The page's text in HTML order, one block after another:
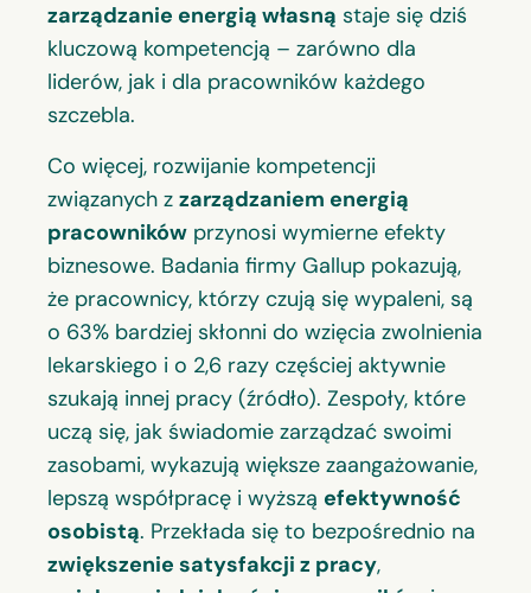
zarządzanie energią własną staje się dziś
kluczową kompetencją – zarówno dla
liderów, jak i dla pracowników każdego
szczebla.
Co więcej, rozwijanie kompetencji
związanych z zarządzaniem energią
pracowników przynosi wymierne efekty
biznesowe. Badania firmy Gallup pokazują,
że pracownicy, którzy czują się wypaleni, są
o 63% bardziej skłonni do wzięcia zwolnienia
lekarskiego i o 2,6 razy częściej aktywnie
szukają innej pracy (źródło). Zespoły, które
uczą się, jak świadomie zarządzać swoimi
zasobami, wykazują większe zaangażowanie,
lepszą współpracę i wyższą efektywność
osobistą. Przekłada się to bezpośrednio na
zwiększenie satysfakcji z pracy,